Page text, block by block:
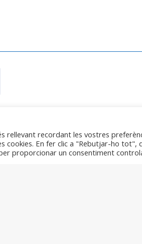
rellevant recordant les vostres
cookies. En fer clic a "Rebutjar-ho tot",
proporcionar un consentiment